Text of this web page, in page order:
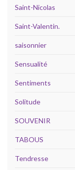
Saint-Nicolas
Saint-Valentin.
saisonnier
Sensualité
Sentiments
Solitude
SOUVENIR
TABOUS
Tendresse